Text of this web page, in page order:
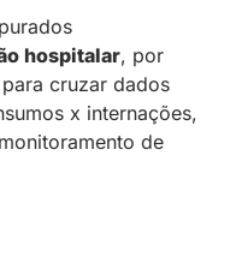
hospitalar, por
cruzar dados
x internações,
de